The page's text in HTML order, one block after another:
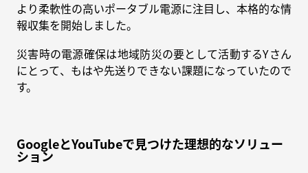
より柔軟性の高いポータブル電源に注目し、本格的な情
報収集を開始しました。
災害時の電源確保は地域防災の要として活動するYさん
にとって、もはや先送りできない課題になっていたので
す。
GoogleとYouTubeで見つけた理想的なソリュー
ション